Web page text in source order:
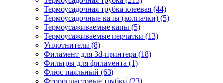
Термоусадочная трубка клеевая (44)
Термоусадочные капы (колпачки) (5)
Термоусаживаемые капы (5)
Термоусаживаемые перчатки (13)
Уплотнители (8)
Филамент для 3d-принтера (18)
Фильтры для филамента (1)
Флюс паяльный (63)
Фторопластовые трубки (23)